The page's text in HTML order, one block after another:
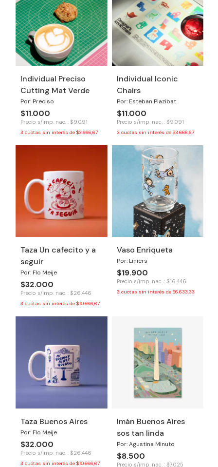
Individual Preciso
Cutting Mat Verde
Por: Preciso
$11.000
Precio s/imp. nac. : $9.091
3 cuotas sin interés de $3.666,67
Individual Iconic
Chairs
Por: Esteban Plazibat
$11.000
Precio s/imp. nac. : $9.091
3 cuotas sin interés de $3.666,67
Taza Un cafecito y a
seguir
Por: Flo Meije
$32.000
Precio s/imp. nac. : $26.446
3 cuotas sin interés de $10.666,67
Vaso Enriqueta
Por: Liniers
$19.900
Precio s/imp. nac. : $16.446
3 cuotas sin interés de $6.633,33
Taza Buenos Aires
Por: Flo Meije
$32.000
Precio s/imp. nac. : $26.446
3 cuotas sin interés de $10.666,67
Imán Buenos Aires
sos tan linda
Por: Agustina Minuto
$8.500
Precio s/imp. nac. : $7.025